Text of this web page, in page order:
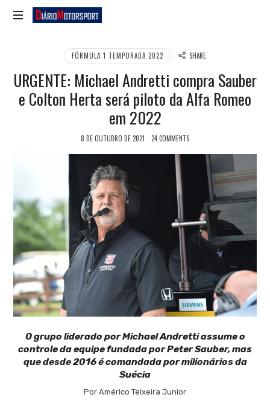
Diário
Motorsport
FÓRMULA 1 TEMPORADA 2022 SHARE
URGENTE: Michael Andretti compra Sauber
e Colton Herta será piloto da Alfa Romeo
em 2022
8 DE OUTUBRO DE 2021 24 COMMENTS
O grupo liderado por Michael Andretti assume o
controle da equipe fundada por Peter Sauber, mas
que desde 2016 é comandada por milionários da
Suécia
Por Américo Teixeira Junior